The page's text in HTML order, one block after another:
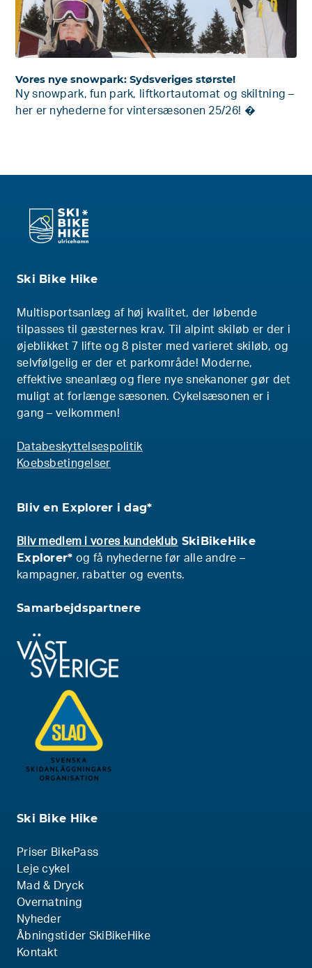
Vores nye snowpark: Sydsveriges største!
Ny snowpark, fun park, liftkortautomat og skiltning –
her er nyhederne for vintersæsonen 25/26! �
Ski Bike Hike
Multisportsanlæg af høj kvalitet, der løbende
tilpasses til gæsternes krav. Til alpint skiløb er der i
øjeblikket 7 lifte og 8 pister med varieret skiløb, og
selvfølgelig er der et parkområde! Moderne,
effektive sneanlæg og flere nye snekanoner gør det
muligt at forlænge sæsonen. Cykelsæsonen er i
gang – velkommen!
Databeskyttelsespolitik
Koebsbetingelser
Bliv en Explorer i dag*
Bliv medlem i vores kundeklub SkiBikeHike
Explorer* og få nyhederne før alle andre –
kampagner, rabatter og events.
Samarbejdspartnere
Ski Bike Hike
Priser BikePass
Leje cykel
Mad & Dryck
Overnatning
Nyheder
Åbningstider SkiBikeHike
Kontakt